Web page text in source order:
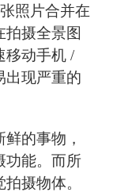
照片合并在
拍摄全景图
移动手机 /
出现严重的
的事物，
功能。而所
摄物体。